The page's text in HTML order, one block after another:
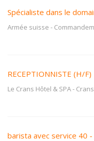
Spécialiste dans le
Armée suisse -
RECEPTIONNISTE (H/F)
Le Crans Hôtel & SPA-
barista avec service 40 -